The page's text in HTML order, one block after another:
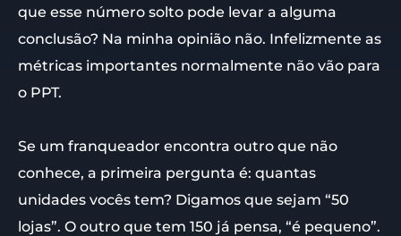
que esse número solto pode levar a alguma
conclusão? Na minha opinião não. Infelizmente as
métricas importantes normalmente não vão para
o PPT.
Se um franqueador encontra outro que não
conhece, a primeira pergunta é: quantas
unidades vocês tem? Digamos que sejam “50
lojas”. O outro que tem 150 já pensa, “é pequeno”.